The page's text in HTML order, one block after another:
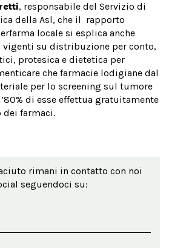
, responsabile del Servizio di
della Asl, che il rapporto
locale si esplica anche
su distribuzione per conto,
protesica e dietetica per
che farmacie lodigiane dal
per lo screening sul tumore
di esse effettua gratuitamente
dei farmaci.
rimani in contatto con noi
seguendoci su: